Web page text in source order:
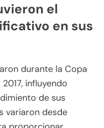
el
en sus
durante la Copa
influyendo
de sus
variaron desde